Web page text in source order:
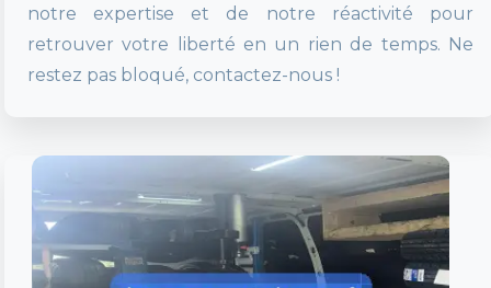
notre expertise et de notre réactivité pour
retrouver votre liberté en un rien de temps. Ne
restez pas bloqué, contactez-nous !